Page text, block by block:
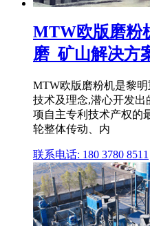
MTW欧版磨粉
磨_矿山解决方
MTW欧版磨粉机是黎
技术及理念,潜心开发
项自主专利技术产权的
轮整体传动、内
联系电话: 180 3780 8511